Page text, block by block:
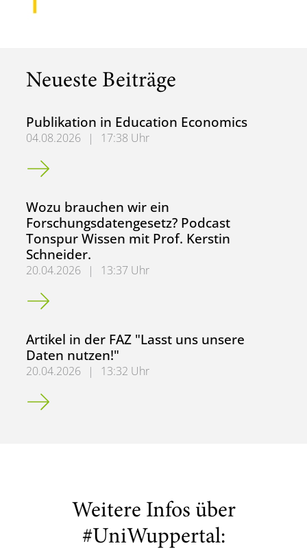
Neueste Beiträge
Publikation in Education Economics
04.08.2026 |
17:38 Uhr
Publikation in Education Economics
Wozu brauchen wir ein
Forschungsdatengesetz? Podcast
Tonspur Wissen mit Prof. Kerstin
Schneider.
20.04.2026 |
13:37 Uhr
Wozu brauchen wir ein Forschungsdatengesetz?
Artikel in der FAZ "Lasst uns unsere
Daten nutzen!"
20.04.2026 |
13:32 Uhr
Artikel in der FAZ "Lasst uns unsere Daten nutzen!"
Weitere Infos über
#UniWuppertal: